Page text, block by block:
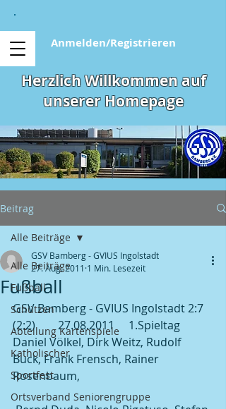
Anmelden/Registrieren
Herzlich Willkommen auf
unserer Homepage
Beitrag
Alle Beiträge
Fußball
Schützen
Abteilung Kartenspiele
Katholischer
Sportfest
Ortsverband Seniorengruppe
Alle Beiträge
Fußball
GSV Bamberg - GVIUS Ingolstadt
27. Aug. 2011 1 Min. Lesezeit
GSV Bamberg - GVIUS Ingolstadt 2:7
(2:2)        27.08.2011     1.Spieltag
Daniel Völkel, Dirk Weitz, Rudolf
Buck, Frank Frensch, Rainer
Rosenbaum,